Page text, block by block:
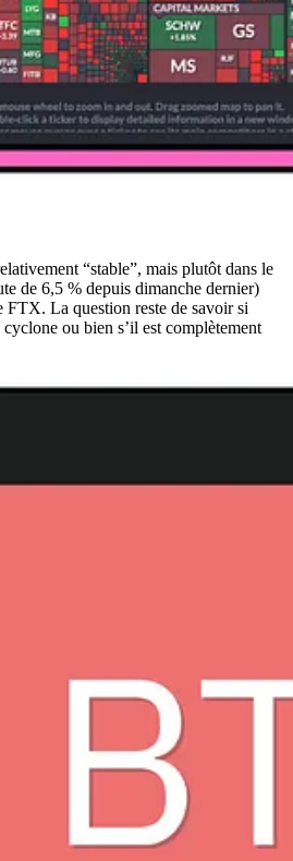
“stable”, mais plutôt dans le
de 6,5 % depuis dimanche dernier)
FTX. La question reste de savoir si
ou bien s’il est complètement